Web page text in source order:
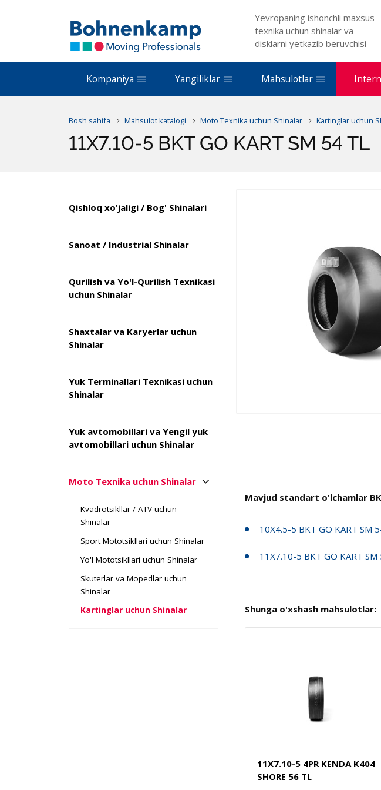
Yevropaning ishonchli maxsus
texnika uchun shinalar va
disklarni yetkazib beruvchisi
Kompaniya Yangiliklar Mahsulotlar
Bosh sahifa Mahsulot katalogi Moto Texnika uchun Shinalar Kartinglar uchun
11X7.10-5 BKT GO KART SM 54 TL
Qishloq xo'jaligi / Bog' Shinalari
Sanoat / Industrial Shinalar
Qurilish va Yo'l-Qurilish Texnikasi
uchun Shinalar
Shaxtalar va Karyerlar uchun
Shinalar
Yuk Terminallari Texnikasi uchun
Shinalar
Yuk avtomobillari va Yengil yuk
avtomobillari uchun Shinalar
Moto Texnika uchun Shinalar
Kvadrotsikllar / ATV uchun
Shinalar
Sport Mototsikllari uchun Shinalar
Yo'l Mototsikllari uchun Shinalar
Skuterlar va Mopedlar uchun
Shinalar
Kartinglar uchun Shinalar
Mavjud standart o'lchamlar
10X4.5-5 BKT GO KART SM
11X7.10-5 BKT GO KART SM
Shunga o'xshash mahsulotlar:
11X7.10-5 4PR KENDA K404
SHORE 56 TL